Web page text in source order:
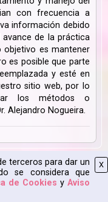
X
terceros para dar un
se considera que
de Cookies yAviso
con frecuencia a
información debido
de la práctica
objetivo es mantener
es posible que parte
y esté en
sitio web, por lo
los métodos o
Alejandro Nogueira.
| 2026 CPyESAP